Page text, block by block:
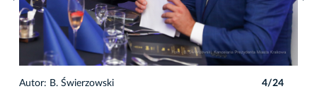
Autor: B. Świerzowski 4/24